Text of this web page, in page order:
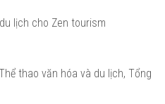
lịch cho Zen tourism
thao văn hóa và du lịch, Tổng